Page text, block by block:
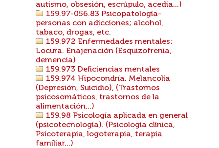
autismo, obsesión, escrúpulo, acedia...)
159.97-056.83 Psicopatología-
personas con adicciones; alcohol,
tabaco, drogas, etc.
159.972 Enfermedades mentales:
Locura. Enajenación (Esquizofrenia,
demencia)
159.973 Deficiencias mentales
159.974 Hipocondría. Melancolía
(Depresión, Suicidio), (Trastornos
psicosomáticos, trastornos de la
alimentación...)
159.98 Psicología aplicada en general
(psicotecnología). (Psicología clínica,
Psicoterapia, logoterapia, terapia
familiar...)